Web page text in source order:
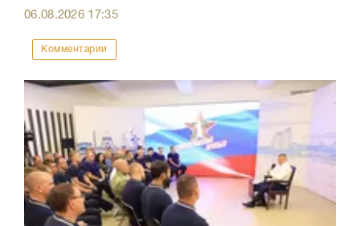
06.08.2026 17:35
Комментарии